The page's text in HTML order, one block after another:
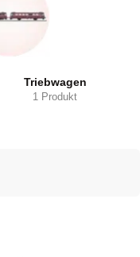
Triebwagen
1 Produkt